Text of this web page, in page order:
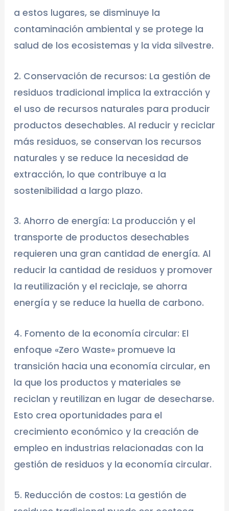
a estos lugares, se disminuye la
contaminación ambiental y se protege la
salud de los ecosistemas y la vida silvestre.
2. Conservación de recursos: La gestión de
residuos tradicional implica la extracción y
el uso de recursos naturales para producir
productos desechables. Al reducir y reciclar
más residuos, se conservan los recursos
naturales y se reduce la necesidad de
extracción, lo que contribuye a la
sostenibilidad a largo plazo.
3. Ahorro de energía: La producción y el
transporte de productos desechables
requieren una gran cantidad de energía. Al
reducir la cantidad de residuos y promover
la reutilización y el reciclaje, se ahorra
energía y se reduce la huella de carbono.
4. Fomento de la economía circular: El
enfoque «Zero Waste» promueve la
transición hacia una economía circular, en
la que los productos y materiales se
reciclan y reutilizan en lugar de desecharse.
Esto crea oportunidades para el
crecimiento económico y la creación de
empleo en industrias relacionadas con la
gestión de residuos y la economía circular.
5. Reducción de costos: La gestión de